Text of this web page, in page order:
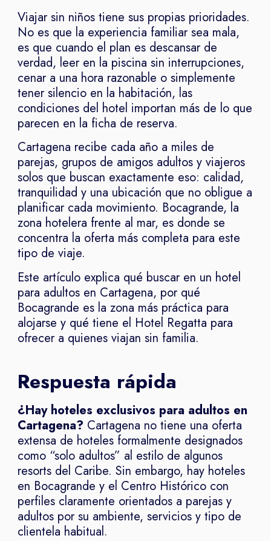
Viajar sin niños tiene sus propias prioridades.
No es que la experiencia familiar sea mala,
es que cuando el plan es descansar de
verdad, leer en la piscina sin interrupciones,
cenar a una hora razonable o simplemente
tener silencio en la habitación, las
condiciones del hotel importan más de lo que
parecen en la ficha de reserva.
Cartagena recibe cada año a miles de
parejas, grupos de amigos adultos y viajeros
solos que buscan exactamente eso: calidad,
tranquilidad y una ubicación que no obligue a
planificar cada movimiento. Bocagrande, la
zona hotelera frente al mar, es donde se
concentra la oferta más completa para este
tipo de viaje.
Este artículo explica qué buscar en un hotel
para adultos en Cartagena, por qué
Bocagrande es la zona más práctica para
alojarse y qué tiene el Hotel Regatta para
ofrecer a quienes viajan sin familia.
Respuesta rápida
¿Hay hoteles exclusivos para adultos en
Cartagena? Cartagena no tiene una oferta
extensa de hoteles formalmente designados
como “solo adultos” al estilo de algunos
resorts del Caribe. Sin embargo, hay hoteles
en Bocagrande y el Centro Histórico con
perfiles claramente orientados a parejas y
adultos por su ambiente, servicios y tipo de
clientela habitual.